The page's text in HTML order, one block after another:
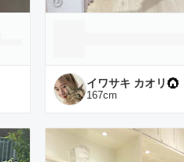
イワサキ カオリ
167cm